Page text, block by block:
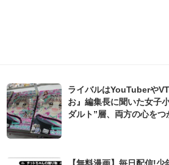
ライバルはYouTuberや
お』編集長に聞いた女子
ダルト”層、両方の心を
【無料漫画】毎日配信!